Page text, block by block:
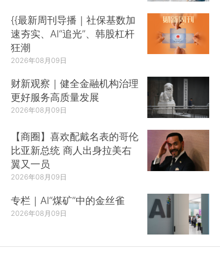
{{最新周刊导播｜社保基数加
速夯实、AI“追光”、韩股杠杆
狂潮
2026年08月09日
财新观察｜健全金融机构治理
更好服务高质量发展
2026年08月09日
【商圈】喜欢配戴名表的哥伦
比亚新总统 商人出身拉美右
翼又一员
2026年08月09日
专栏｜AI“煤矿”中的金丝雀
2026年08月09日